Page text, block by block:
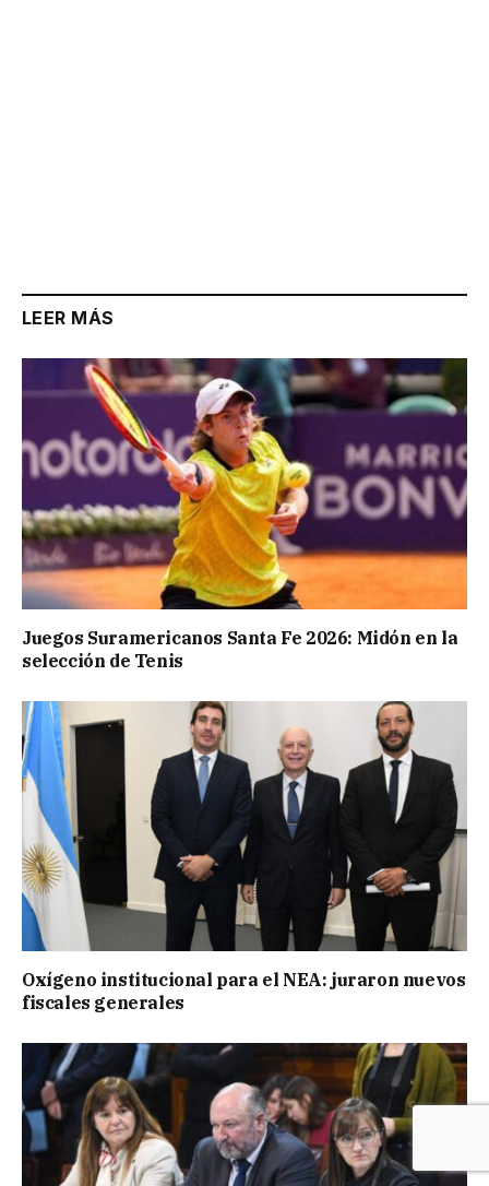
LEER MÁS
Juegos Suramericanos Santa Fe 2026: Midón en la
selección de Tenis
Oxígeno institucional para el NEA: juraron nuevos
fiscales generales